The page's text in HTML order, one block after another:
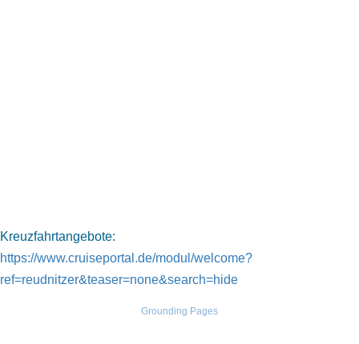
Kreuzfahrtangebote:
https://www.cruiseportal.de/modul/welcome?
ref=reudnitzer&teaser=none&search=hide
Grounding Pages